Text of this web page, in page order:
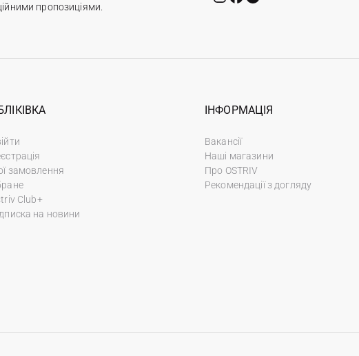
пропозиціями.
замовлення
Club+
на новини
ІНФОРМАЦІЯ
Вакансії
Наші магазини
Про OSTRIV
Рекомендації з догляду